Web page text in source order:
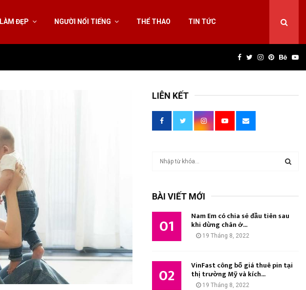
LÀM ĐẸP NGƯỜI NỔI TIẾNG THỂ THAO TIN TỨC
Facebook
Twitter
Instagram
Pinterest
LIÊN KẾT
M
BÀI VIẾT MỚI
01 Nam Em có chia sẻ đầu tiên sau
khi dừng chân ở...
19 Tháng 8, 2022
02 VinFast công bố giá thuê pin tại
thị trường Mỹ và kích...
19 Tháng 8, 2022